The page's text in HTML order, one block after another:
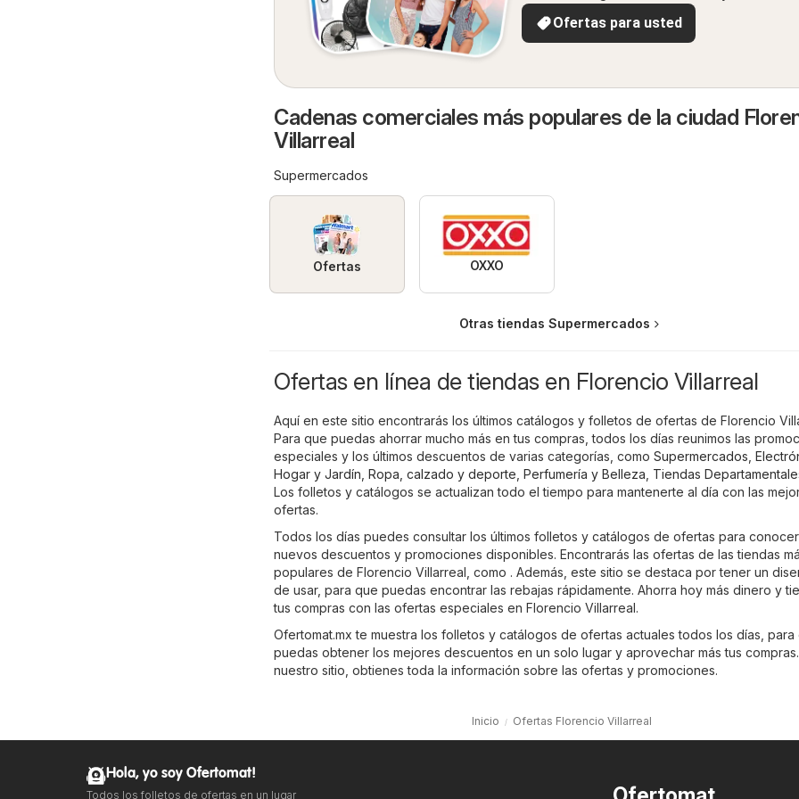
Ofertas para usted
Cadenas comerciales más populares de la ciudad
Villarreal
Supermercados
Ofertas OXXO
Otras tiendas Supermercados
Ofertas en línea de tiendas en Florencio Villarreal
Aquí en este sitio encontrarás los últimos catálogos y folletos de ofertas de Florencio
Para que puedas ahorrar mucho más en tus compras, todos los días reunimos las
especiales y los últimos descuentos de varias categorías, como Supermercados
Hogar y Jardín Ropa, calzado y deporte Perfumería y Belleza Tiendas
Los folletos y catálogos se actualizan todo el tiempo para mantenerte al día con las
ofertas.
Todos los días puedes consultar los últimos folletos y catálogos de ofertas para
nuevos descuentos y promociones disponibles. Encontrarás las ofertas de las tiendas
populares de Florencio Villarreal, como . Además, este sitio se destaca por tener un
de usar, para que puedas encontrar las rebajas rápidamente. Ahorra hoy más dinero y
tus compras con las ofertas especiales en Florencio Villarreal.
Ofertomat.mx te muestra los folletos y catálogos de ofertas actuales todos los días, para
puedas obtener los mejores descuentos en un solo lugar y aprovechar más tus
nuestro sitio, obtienes toda la información sobre las ofertas y promociones.
Inicio Ofertas Florencio Villarreal
Hola, yo soy Ofertomat!
Todos los folletos de ofertas en un lugar